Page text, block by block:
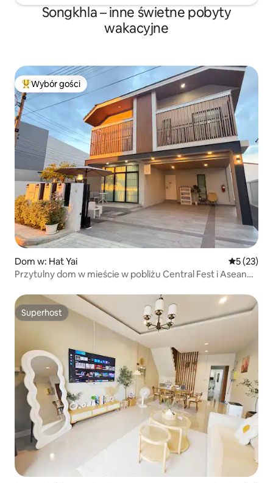
Songkhla – inne świetne pobyty
wakacyjne
Najpopularniejsze z kategorii Wybór gości
Wybór gości
Dom w: Hat Yai Średnia
5 (23)
Przytulny dom w mieście w pobliżu Central Fest i Asean
Superhost
Superhost